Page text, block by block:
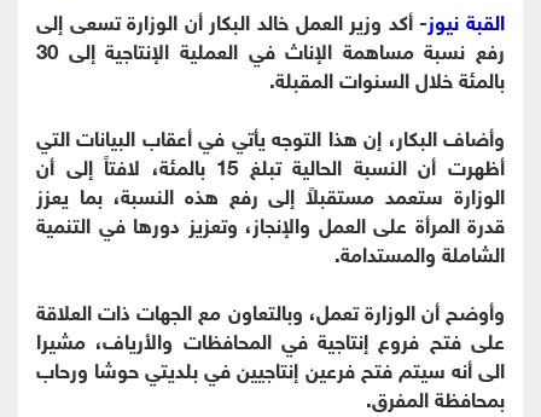
القبة نيوز- أكد وزير العمل خالد البكار أن الوزارة تسعى إلى
رفع نسبة مساهمة الإناث في العملية الإنتاجية إلى 30
بالمئة خلال السنوات المقبلة.
وأضاف البكار، إن هذا التوجه يأتي في أعقاب البيانات التي
أظهرت أن النسبة الحالية تبلغ 15 بالمئة، لافتاً إلى أن
الوزارة ستعمد مستقبلاً إلى رفع هذه النسبة، بما يعزز
قدرة المرأة على العمل والإنجاز، وتعزيز دورها في التنمية
الشاملة والمستدامة.
وأوضح أن الوزارة تعمل، وبالتعاون مع الجهات ذات العلاقة
على فتح فروع إنتاجية في المحافظات والأرياف، مشيرا
الى أنه سيتم فتح فرعين إنتاجيين في بلديتي حوشا ورحاب
بمحافظة المفرق.